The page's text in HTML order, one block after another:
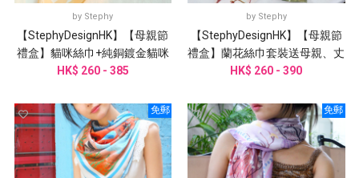
by Stephy
【StephyDesignHK】【母親節
禮盒】貓咪絲巾+純銅鍍金貓咪
三環絲巾扣 高級禮盒套裝
HK$ 260 - 385
by Stephy
【StephyDesignHK】【母親節
禮盒】蘭花絲巾套裝送母親、丈
母娘、婆婆、阿嬤、外祖母
HK$ 260 - 390
免郵 免郵